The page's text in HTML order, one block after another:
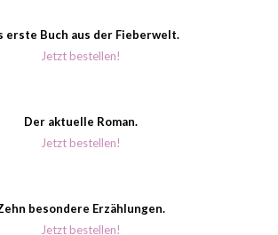
erste Buch aus der Fieberwelt.
Jetzt bestellen!
Der aktuelle Roman.
Jetzt bestellen!
besondere Erzählungen.
Jetzt bestellen!